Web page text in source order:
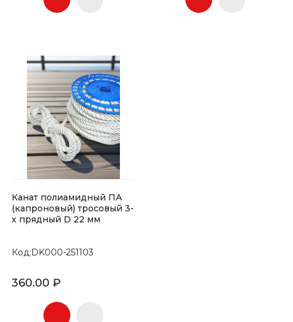
Канат полиамидный ПА
(капроновый) тросовый 3-
х прядный D 22 мм
Код:DK000-251103
360.00 ₽